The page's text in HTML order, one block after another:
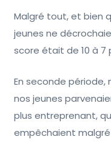
Malgré tout, et bien
jeunes ne
score était de 10 à 7
En seconde période,
nos jeunes
plus entreprenant,
empêchaient